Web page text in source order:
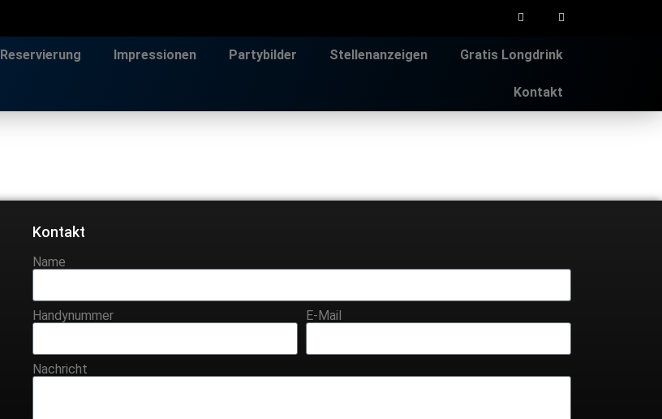
Reservierung Impressionen Partybilder Stellenanzeigen Gratis Longdrink
Kontakt
Kontakt
Name
Handynummer E-Mail
Nachricht